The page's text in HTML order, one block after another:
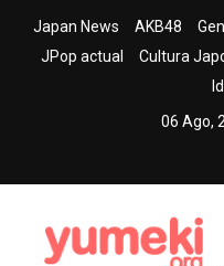
Japan News AKB48
JPop actual
Cultura
06 Ago,